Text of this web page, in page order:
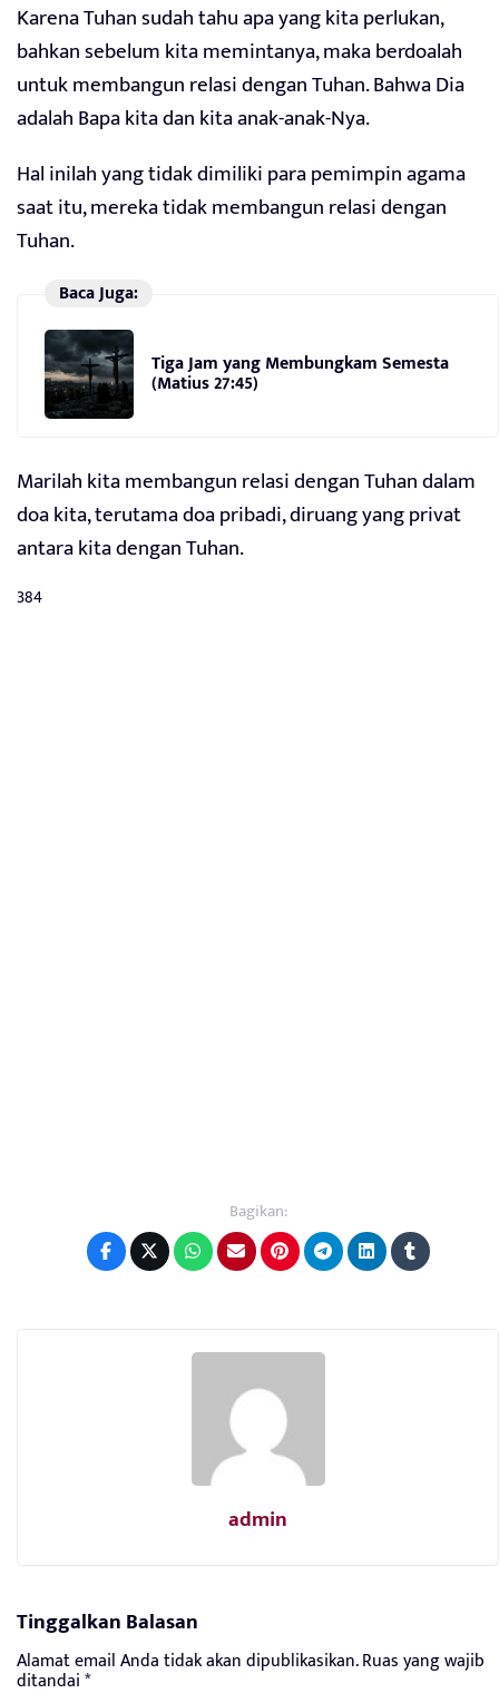
Karena Tuhan sudah tahu apa yang kita perlukan,
bahkan sebelum kita memintanya, maka berdoalah
untuk membangun relasi dengan Tuhan. Bahwa Dia
adalah Bapa kita dan kita anak-anak-Nya.
Hal inilah yang tidak dimiliki para pemimpin agama
saat itu, mereka tidak membangun relasi dengan
Tuhan.
Baca Juga:
Tiga Jam yang Membungkam Semesta
(Matius 27:45)
Marilah kita membangun relasi dengan Tuhan dalam
doa kita, terutama doa pribadi, diruang yang privat
antara kita dengan Tuhan.
384
Bagikan:
admin
Tinggalkan Balasan
Alamat email Anda tidak akan dipublikasikan.Ruas yang wajib
ditandai*